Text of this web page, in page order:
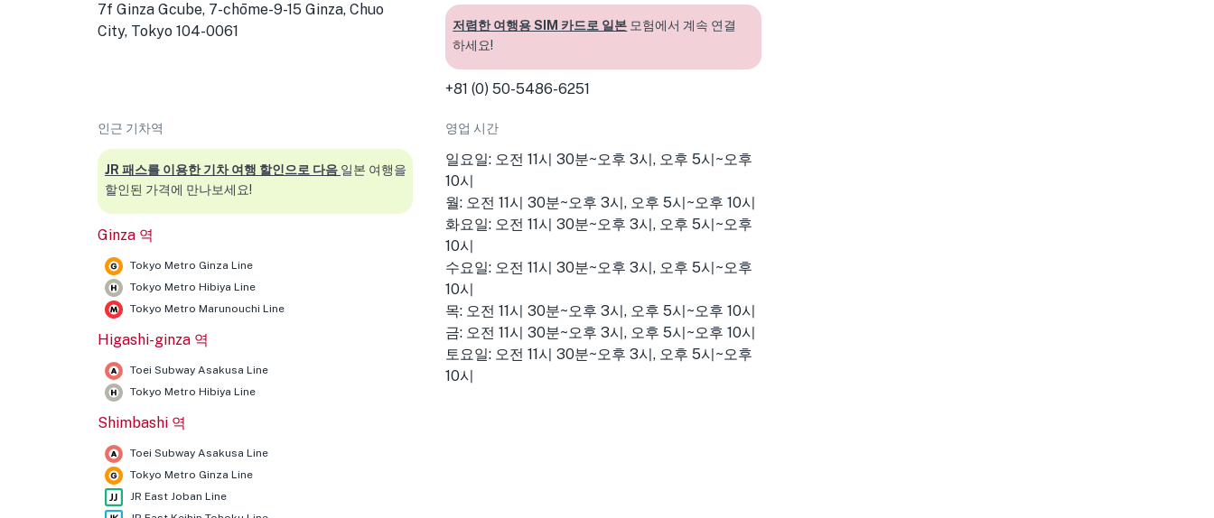
7f Ginza Gcube, 7-chōme-9-15 Ginza, Chuo
City, Tokyo 104-0061
저렴한 여행용 SIM 카드로 일본 모험에서 계속 연결
하세요!
+81 (0) 50-5486-6251
인근 기차역
JR 패스를 이용한 기차 여행 할인으로 다음 일본 여행을
할인된 가격에 만나보세요!
Ginza 역
Tokyo Metro Ginza Line
Tokyo Metro Hibiya Line
Tokyo Metro Marunouchi Line
Higashi-ginza 역
Toei Subway Asakusa Line
Tokyo Metro Hibiya Line
Shimbashi 역
Toei Subway Asakusa Line
Tokyo Metro Ginza Line
JR East Joban Line
영업 시간
일요일: 오전 11시 30분~오후 3시, 오후 5시~오후
10시
월: 오전 11시 30분~오후 3시, 오후 5시~오후 10시
화요일: 오전 11시 30분~오후 3시, 오후 5시~오후
10시
수요일: 오전 11시 30분~오후 3시, 오후 5시~오후
10시
목: 오전 11시 30분~오후 3시, 오후 5시~오후 10시
금: 오전 11시 30분~오후 3시, 오후 5시~오후 10시
토요일: 오전 11시 30분~오후 3시, 오후 5시~오후
10시